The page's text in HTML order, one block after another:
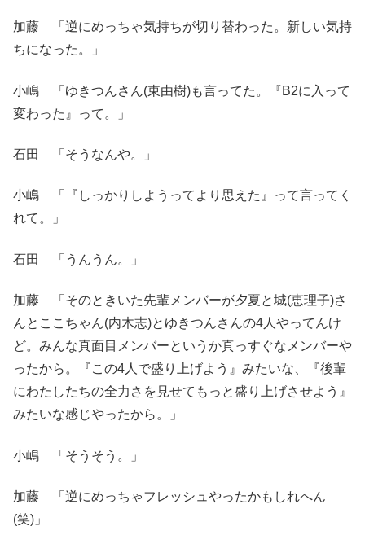
加藤 「逆にめっちゃ気持ちが切り替わった。新しい気持
ちになった。」
小嶋 「ゆきつんさん(東由樹)も言ってた。『B2に入って
変わった』って。」
石田 「そうなんや。」
小嶋 「『しっかりしようってより思えた』って言ってく
れて。」
石田 「うんうん。」
加藤 「そのときいた先輩メンバーが夕夏と城(恵理子)さ
んとここちゃん(内木志)とゆきつんさんの4人やってんけ
ど。みんな真面目メンバーというか真っすぐなメンバーや
ったから。『この4人で盛り上げよう』みたいな、『後輩
にわたしたちの全力さを見せてもっと盛り上げさせよう』
みたいな感じやったから。」
小嶋 「そうそう。」
加藤 「逆にめっちゃフレッシュやったかもしれへん
(笑)」